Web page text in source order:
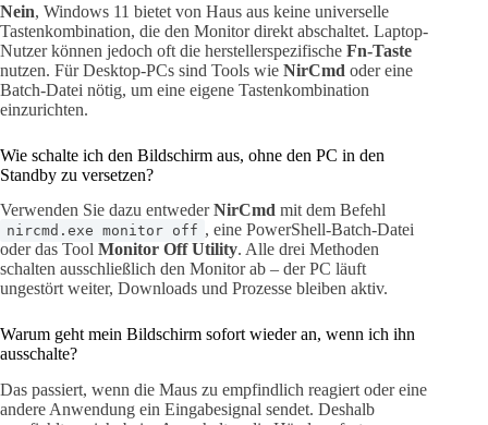
Nein, Windows 11 bietet von Haus aus keine universelle
Tastenkombination, die den Monitor direkt abschaltet. Laptop-
Nutzer können jedoch oft die herstellerspezifische Fn-Taste
nutzen. Für Desktop-PCs sind Tools wie NirCmd oder eine
Batch-Datei nötig, um eine eigene Tastenkombination
einzurichten.
Wie schalte ich den Bildschirm aus, ohne den PC in den
Standby zu versetzen?
Verwenden Sie dazu entwederNirCmd mit dem Befehl
nircmd.exe monitor off , eine PowerShell-Batch-Datei
oder das Tool Monitor Off Utility. Alle drei Methoden
schalten ausschließlich den Monitor ab – der PC läuft
ungestört weiter, Downloads und Prozesse bleiben aktiv.
Warum geht mein Bildschirm sofort wieder an, wenn ich ihn
ausschalte?
Das passiert, wenn die Maus zu empfindlich reagiert oder eine
andere Anwendung ein Eingabesignal sendet. Deshalb